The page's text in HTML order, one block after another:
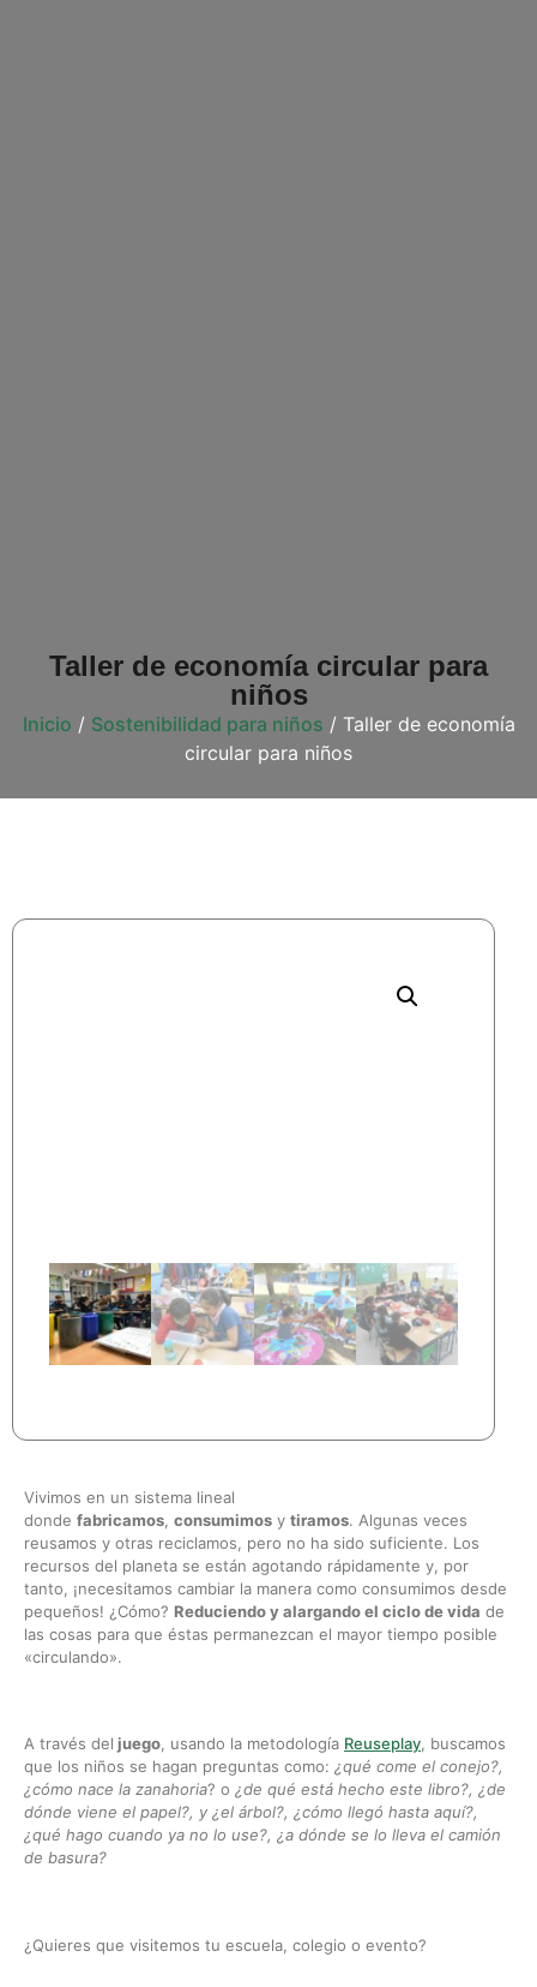
Taller de economía circular para
niños
Inicio / Sostenibilidad para niños / Taller de economía
circular para niños
Vivimos en un sistema lineal
donde fabricamos consumimos y tiramos. Algunas veces
reusamos y otras reciclamos, pero no ha sido suficiente. Los
recursos del planeta se están agotando rápidamente y, por
tanto, ¡necesitamos cambiar la manera como consumimos desde
pequeños! ¿Cómo? Reduciendo y alargando el ciclo de vida de
las cosas para que éstas permanezcan el mayor tiempo posible
«circulando».
A través del juego , usando la metodología Reuseplay , buscamos
que los niños se hagan preguntas como: ¿qué come el conejo?,
¿cómo nace la zanahoria? o ¿de qué está hecho este libro?, ¿de
dónde viene el papel?, y ¿el árbol?, ¿cómo llegó hasta aquí?,
¿qué hago cuando ya no lo use?, ¿a dónde se lo lleva el camión
de basura?
¿Quieres que visitemos tu escuela, colegio o evento?